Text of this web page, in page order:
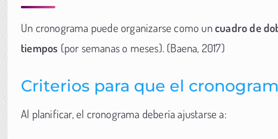
Un cronograma puede organizarse como uncuadro de
tiempos (por semanas o meses). (Baena, 2017)
Criterios para que el
Al planificar, el cronograma debería ajustarse a: